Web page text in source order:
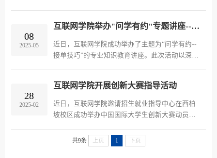
学生们...
活动。本次研学活动创新育人模式，将专业技能
实训与红色文化教育深度融合，打破传统理论学
习壁垒，引导学生在实景研学中锤炼专业本领、
柏坡中共...
08
2025-05
互联网学院举办"问学有约"专题讲座--赋能学生职业发展
​近日，互联网学院成功举办了主题为“问学有约--
接单技巧”的专业知识教育讲座。此次活动以深化
业发展。讲座特邀学业导师相超担任主讲，围绕
广告艺术设计专业的实践需求，采用“理论讲解
+案例剖析+实战指导”的立体化教学模式，为学生
计接单流程...
28
2025-02
互联网学院开展创新大赛指导活动
近日，互联网学院邀请招生就业指导中心在西柏
坡校区成功举办中国国际大学生创新大赛动员与
的资深专家评委，为学院师生带来了一场精彩纷
呈的指导与交流。活动伊始，指导专家首先对中
共9条 上页 1 下页